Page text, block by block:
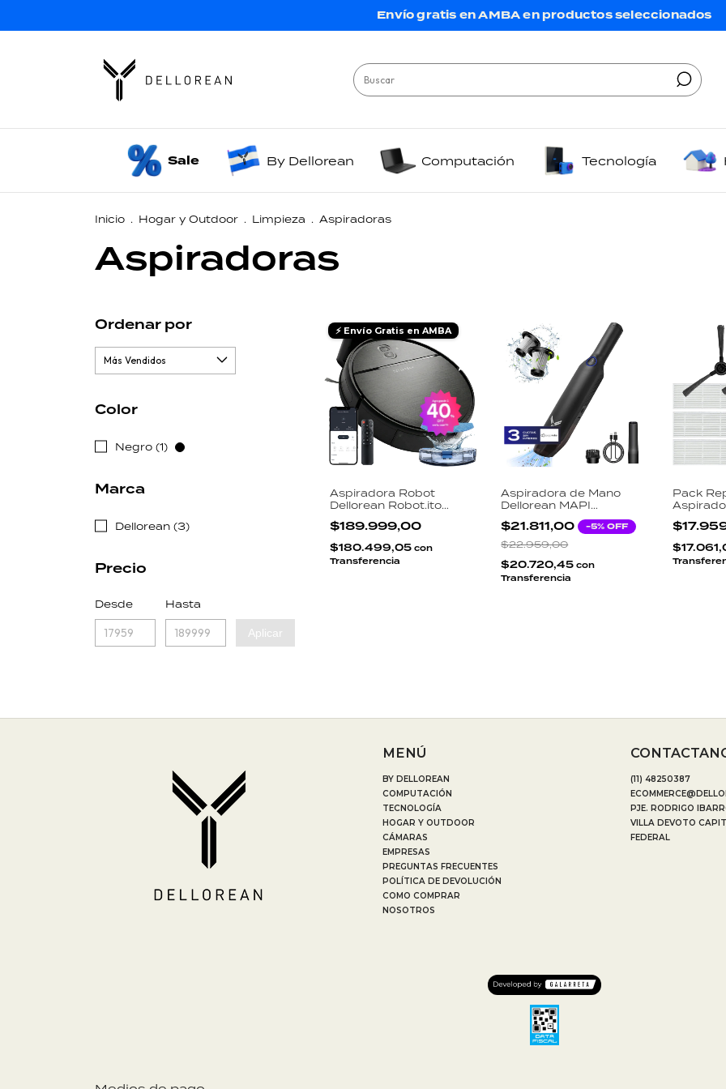
Envío gratis en AMBA en productos seleccionados
Sale By Dellorean Computación Tecnología
Inicio . Hogar y Outdoor . Limpieza . Aspiradoras
Aspiradoras
Ordenar por
Color
Negro (1)
Marca
Dellorean (3)
Precio
Desde Hasta
Aplicar
⚡ Envío Gratis en AMBA
Aspiradora Robot
Dellorean Robot.ito
Barre Trapea WiFi App
Tuya Google Alexa
Sensores Antichoque
$189.999,00
$180.499,05 con
Transferencia
Aspiradora de Mano
Dellorean MAPI
Inalámbrica 5500Pa 2
Niveles Filtro HEPA
USB-C Auto Hogar
$21.811,00 -5% OFF
$22.959,00
$20.720,45con
Transferencia
Pack
Filtros
(11) 48250387
PJE. RODRIGO
VILLA DEVOTO
FEDERAL
MENÚ
BY DELLOREAN
COMPUTACIÓN
TECNOLOGÍA
HOGAR Y OUTDOOR
CÁMARAS
EMPRESAS
PREGUNTAS FRECUENTES
POLÍTICA DE DEVOLUCIÓN
COMO COMPRAR
NOSOTROS